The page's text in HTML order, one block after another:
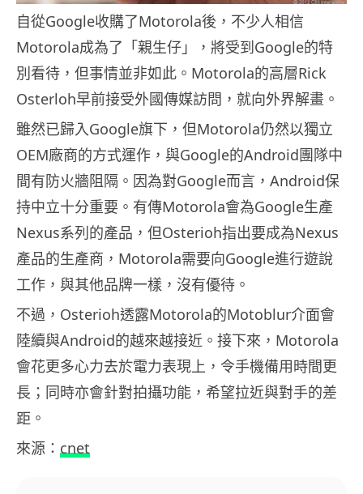
自從Google收購了Motorola後，不少人相信
Motorola成為了「親生仔」，將受到Google的特
別看待，但事情並非如此。Motorola的高層Rick
Osterloh早前接受外國傳媒訪問，就向外界解畫。
雖然已歸入Google旗下，但Motorola仍然以獨立
OEM廠商的方式運作，與Google的Android團隊中
間有防火牆阻隔。因為對Google而言，Android保
持中立十分重要。有傳Motorola會為Google生產
Nexus系列的產品，但Osterioh指出要成為Nexus
產品的生產商，Motorola需要向Google進行遊說
工作，與其他品牌一樣，沒有優待。
不過，Osterioh透露Motorola的Motoblur介面會
陸續與Android的越來越接近。接下來，Motorola
會花更多心力去於電力表現上，令手機備用時間更
長；同時亦會針對拍攝功能，希望拉近與對手的差
距。
來源： cnet